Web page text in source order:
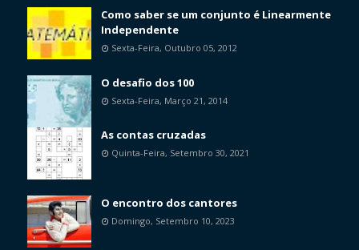
Como saber se um conjunto é Linearmente
Independente
Sexta-Feira, Outubro 05, 2012
O desafio dos 100
Sexta-Feira, Março 21, 2014
As contas cruzadas
Quinta-Feira, Setembro 30, 2021
O encontro dos cantores
Domingo, Setembro 10, 2023